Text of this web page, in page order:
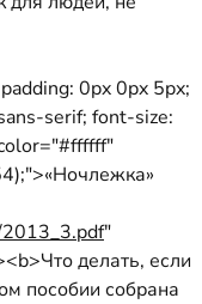
0px 0px 5px;
serif; font-size:
"
делать, если
пособии собрана